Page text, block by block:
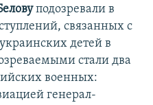
подозревали в
связанных с
детей в
стали два
военных:
генерал-